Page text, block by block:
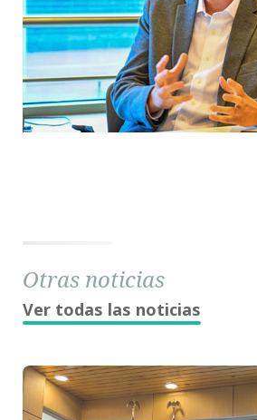
Otras noticias
Ver todas las noticias